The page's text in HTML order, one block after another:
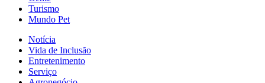
Turismo
Mundo Pet
Notícia
Vida de Inclusão
Entretenimento
Serviço